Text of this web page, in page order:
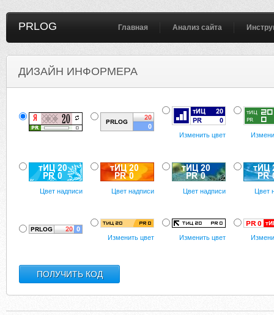
PRLOG Главная Анализ сайта
ДИЗАЙН ИНФОРМЕРА
Изменить цвет
Цвет надписи Цвет надписи Цвет надписи Цвет
Изменить цвет Изменить цвет